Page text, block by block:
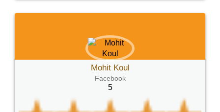
Mohit Koul
Facebook
5